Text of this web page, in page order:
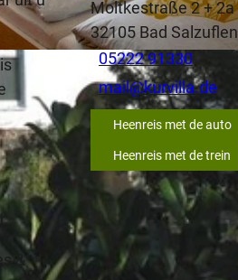
&
Moltkestraße 2 + 2a
32105Bad Salzuflen
05222 91330
mail@kurvilla.de
Heenreis met de auto
Heenreis met de trein